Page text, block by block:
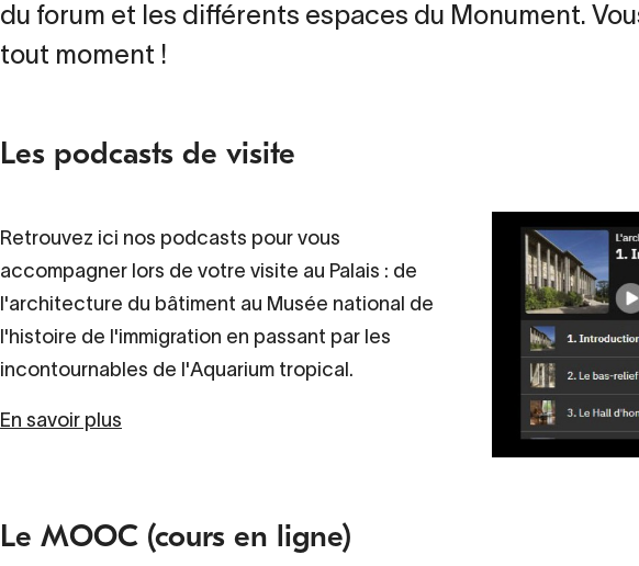
du forum et les différents espaces du Monument.
tout moment !
Les podcasts de visite
Retrouvez ici nos podcasts pour vous
accompagner lors de votre visite au Palais : de
l'architecture du bâtiment au Musée national de
l'histoire de l'immigration en passant par les
incontournables de l'Aquarium tropical.
En savoir plus
Le MOOC (cours en ligne)